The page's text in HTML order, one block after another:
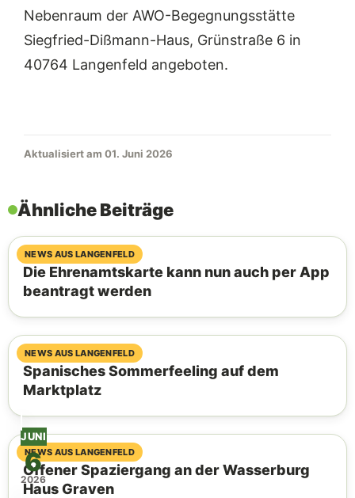
JUNI
6
2026
Nebenraum der AWO-Begegnungsstätte
Siegfried-Dißmann-Haus, Grünstraße 6 in
40764 Langenfeld angeboten.
Aktualisiert am 01. Juni 2026
Ähnliche Beiträge
NEWS AUS LANGENFELD
07. August 2026
Die Ehrenamtskarte kann nun auch per App
beantragt werden
NEWS AUS LANGENFELD
06. August 2026
Spanisches Sommerfeeling auf dem
Marktplatz
NEWS AUS LANGENFELD
04. August 2026
Offener Spaziergang an der Wasserburg
Haus Graven